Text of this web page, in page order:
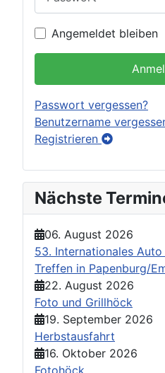
Angemeldet bleiben
Passwort vergessen?
Benutzername
Registrieren
Nächste
06. August 2026
53. Internationales
Treffen in Papenburg/
22. August 2026
Foto und Grillhöck
19. September 2026
Herbstausfahrt
16. Oktober 2026
Fotohöck